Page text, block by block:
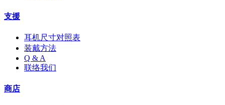
支援
耳机尺寸对照表
装戴方法
Q & A
联络我们
商店